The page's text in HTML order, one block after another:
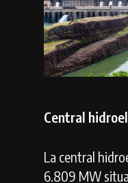
Central
La central
6.809 MW